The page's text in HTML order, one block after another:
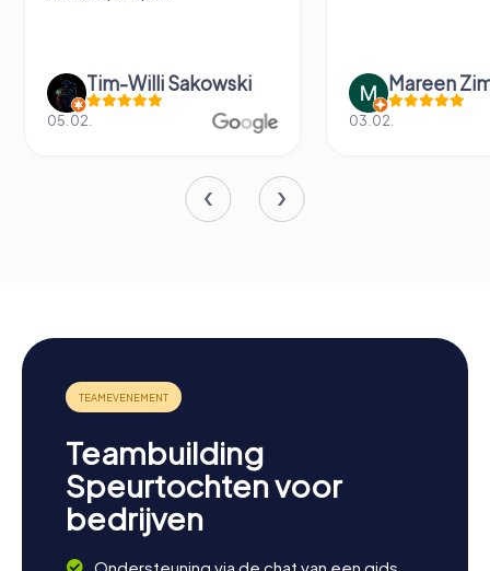
Mareen Zimmermann
03.02.
Fabian
14.06.
Teambuilding
Speurtochten voor
bedrijven